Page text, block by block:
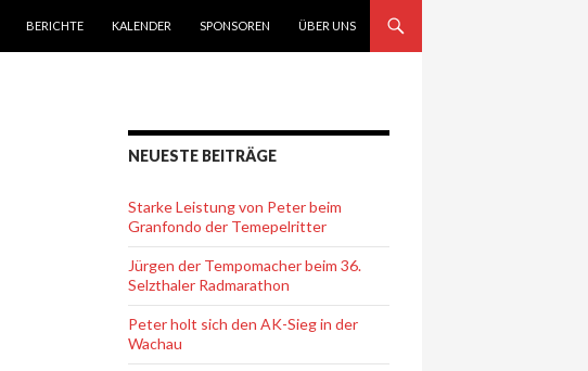
BERICHTE KALENDER SPONSOREN ÜBER UNS
NEUESTE BEITRÄGE
Starke Leistung von Peter beim
Granfondo der Temepelritter
Jürgen der Tempomacher beim 36.
Selzthaler Radmarathon
Peter holt sich den AK-Sieg in der
Wachau